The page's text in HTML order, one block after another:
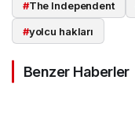
#The Independent
#yolcu hakları
Benzer Haberler